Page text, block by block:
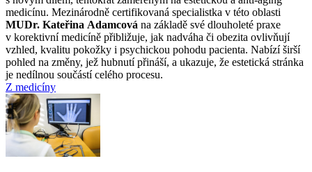
medicínu. Mezinárodně certifikovaná specialistka v této oblasti
MUDr. Kateřina Adamcová na základě své dlouholeté praxe
v korektivní medicíně přibližuje, jak nadváha či obezita ovlivňují
vzhled, kvalitu pokožky i psychickou pohodu pacienta. Nabízí širší
pohled na změny, jež hubnutí přináší, a ukazuje, že estetická stránka
je nedílnou součástí celého procesu.
Z medicíny